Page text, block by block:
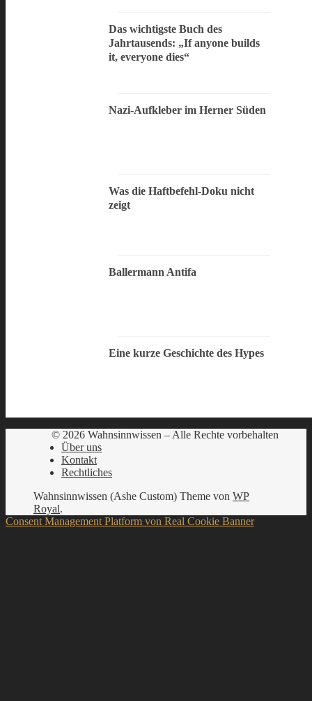
Das wichtigste Buch des
Jahrtausends: „If anyone builds
it, everyone dies“
Nazi-Aufkleber im Herner Süden
Was die Haftbefehl-Doku nicht
zeigt
Ballermann Antifa
Eine kurze Geschichte des Hypes
© 2026 Wahnsinnwissen – Alle Rechte vorbehalten
Über uns
Kontakt
Rechtliches
Wahnsinnwissen (Ashe Custom) Theme von WP
Royal.
Consent Management Platform von Real Cookie Banner